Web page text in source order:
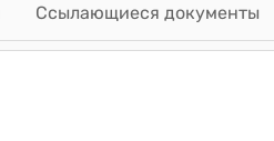
Ссылающиеся документы